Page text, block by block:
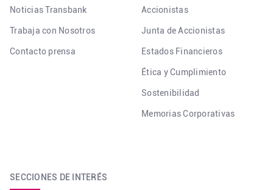
Noticias Transbank
Trabaja con Nosotros
Contacto prensa
Accionistas
Junta de Accionistas
Estados Financieros
Ética y Cumplimiento
Sostenibilidad
Memorias Corporativas
SECCIONES DE INTERÉS